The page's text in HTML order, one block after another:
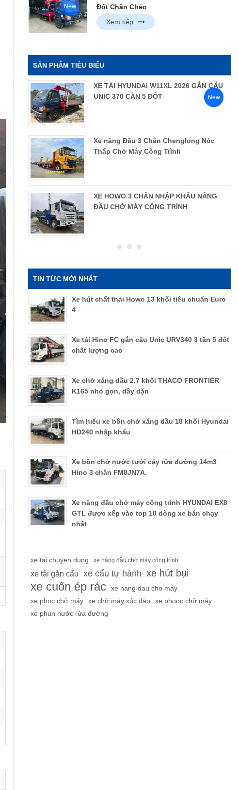
New
Đốt Chân Chéo
Xem tiếp
SẢN PHẨM TIÊU BIỂU
New
XE TẢI HYUNDAI W11XL 2026 GẮN CẨU
UNIC 370 CẦN 5 ĐỐT
New
Xe nâng Đầu 3 Chân Chenglong Nóc
Thấp Chở Máy Công Trình
New
XE HOWO 3 CHÂN NHẬP KHẨU NÂNG
ĐẦU CHỞ MÁY CÔNG TRÌNH
TIN TỨC MỚI NHẤT
Xe hút chất thải Howo 13 khối tiêu chuẩn Euro
4
Xe tải Hino FC gắn cẩu Unic URV340 3 tấn 5 đốt
chất lượng cao
Xe chở xăng dầu 2.7 khối THACO FRONTIER
K165 nhỏ gọn, dầy dặn
Tìm hiểu xe bồn chở xăng dầu 18 khối Hyundai
HD240 nhập khẩu
Xe bồn chở nước tưới cây rửa đường 14m3
Hino 3 chân FM8JN7A.
Xe nâng đầu chở máy công trình HYUNDAI EX8
GTL được xếp vào top 10 dòng xe bán chạy
nhất
xe tai chuyen dung xe nâng đầu chở máy công trình
xe tải gắn cẩu xe cẩu tự hành xe hút bụi
xe cuốn ép rác
xe nang dau cho may
xe phoc chở máy
xe chở máy xúc đào
xe phooc chở máy
xe phun nước rửa đường